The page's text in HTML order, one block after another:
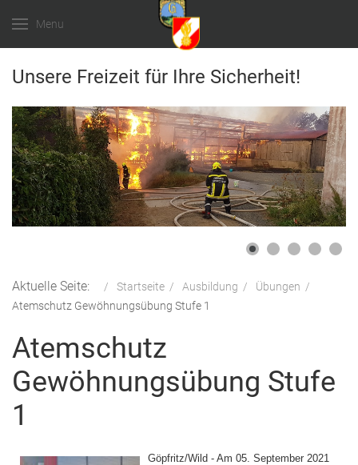
Menu
Unsere Freizeit für Ihre Sicherheit!
Aktuelle Seite: Startseite Ausbildung
Übungen
Atemschutz Gewöhnungsübung Stufe 1
Atemschutz
Gewöhnungsübung Stufe
1
Göpfritz/Wild - Am 05. September 2021